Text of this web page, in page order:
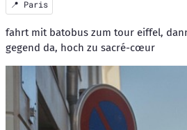
📍 Paris
fahrt mit batobus zum tour eiffel,
gegend da, hoch zu sacré-cœur